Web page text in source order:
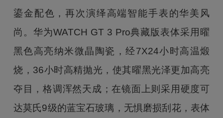
鎏金配色，再次演绎高端智能手表的华美风
尚。华为WATCH GT 3 Pro典藏版表体采用曜
黑色高亮纳米微晶陶瓷，经7X24小时高温煅
烧，36小时高精抛光，使其曜黑光泽更加高亮
夺目，格调浑然天成；在镜面上则采用硬度可
达莫氏9级的蓝宝石玻璃，无惧磨损刮花，表体